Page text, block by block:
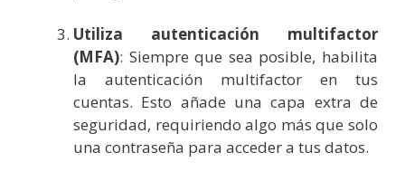
Utiliza autenticación multifactor
(MFA): Siempre que sea posible, habilita
la autenticación multifactor en tus
cuentas. Esto añade una capa extra de
seguridad, requiriendo algo más que solo
una contraseña para acceder a tus datos.